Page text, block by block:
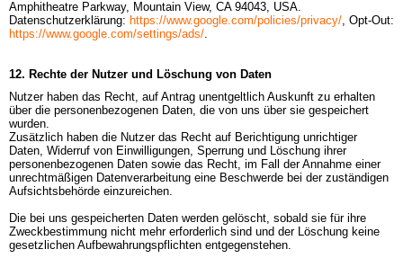
Amphitheatre Parkway, Mountain View, CA 94043, USA.
Datenschutzerklärung: https://www.google.com/policies/privacy/, Opt-Out:
https://www.google.com/settings/ads/.
12. Rechte der Nutzer und Löschung von Daten
Nutzer haben das Recht, auf Antrag unentgeltlich Auskunft zu erhalten
über die personenbezogenen Daten, die von uns über sie gespeichert
wurden.
Zusätzlich haben die Nutzer das Recht auf Berichtigung unrichtiger
Daten, Widerruf von Einwilligungen, Sperrung und Löschung ihrer
personenbezogenen Daten sowie das Recht, im Fall der Annahme einer
unrechtmäßigen Datenverarbeitung eine Beschwerde bei der zuständigen
Aufsichtsbehörde einzureichen.
Die bei uns gespeicherten Daten werden gelöscht, sobald sie für ihre
Zweckbestimmung nicht mehr erforderlich sind und der Löschung keine